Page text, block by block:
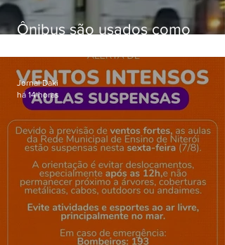
Ônibus são usados como
Gardênia Azul
Jornal Daki
há 14 horas